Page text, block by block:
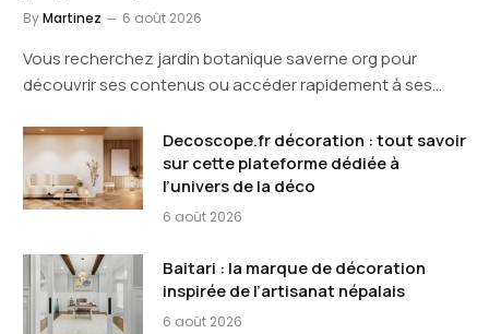
ByMartinez 6 août 2026
Vous recherchez jardin botanique saverne org pour
découvrir ses contenus ou accéder rapidement à ses…
Decoscope.fr décoration : tout savoir
sur cette plateforme dédiée à
l’univers de la déco
6 août 2026
Baitari : la marque de décoration
inspirée de l’artisanat népalais
6 août 2026